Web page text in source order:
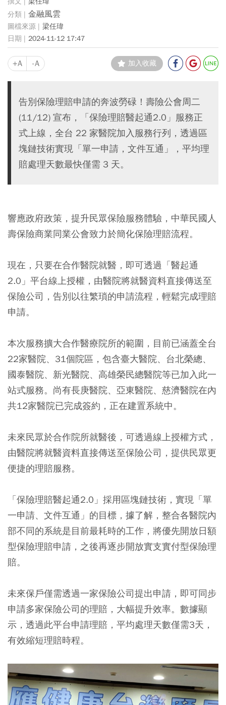
金融風雲
梁任瑋
2024-11-12 17:47
+A -A 加入收藏
告別保險理賠申請的奔波勞碌！壽險公會周二
(11/12) 宣布，「保險理賠醫起通2.0」服務正
式上線，全台 22 家醫院加入服務行列，透過區
塊鏈技術實現「單一申請，文件互通」，平均理
賠處理天數最快僅需 3 天。
響應政府政策，提升民眾保險服務體驗，中華民國人
壽保險商業同業公會致力於簡化保險理賠流程。
現在，只要在合作醫院就醫，即可透過「醫起通
2.0」平台線上授權，由醫院將就醫資料直接傳送至
保險公司，告別以往繁瑣的申請流程，輕鬆完成理賠
申請。
本次服務擴大合作醫療院所的範圍，目前已涵蓋全台
22家醫院、31個院區，包含臺大醫院、台北榮總、
國泰醫院、新光醫院、高雄榮民總醫院等已加入此一
站式服務。尚有長庚醫院、亞東醫院、慈濟醫院在內
共12家醫院已完成簽約，正在建置系統中。
未來民眾於合作院所就醫後，可透過線上授權方式，
由醫院將就醫資料直接傳送至保險公司，提供民眾更
便捷的理賠服務。
「保險理賠醫起通2.0」採用區塊鏈技術，實現「單
一申請、文件互通」的目標，據了解，整合各醫院內
部不同的系統是目前最耗時的工作，將優先開放日額
型保險理賠申請，之後再逐步開放實支實付型保險理
賠。
未來保戶僅需透過一家保險公司提出申請，即可同步
申請多家保險公司的理賠，大幅提升效率。數據顯
示，透過此平台申請理賠，平均處理天數僅需3天，
有效縮短理賠時程。